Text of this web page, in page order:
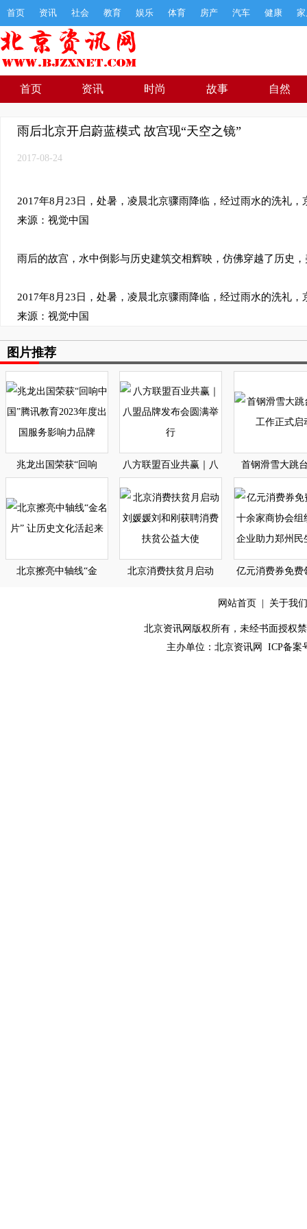
首页 资讯 社会 教育 娱乐 体育 房产 汽车 健康
首页 资讯 时尚 故事 自然
雨后北京开启蔚蓝模式 故宫现“天空之镜”
2017-08-24
2017年8月23日，处暑，凌晨北京骤雨降临，经过雨水的洗礼
来源：视觉中国
雨后的故宫，水中倒影与历史建筑交相辉映，仿佛穿越了历史
2017年8月23日，处暑，凌晨北京骤雨降临，经过雨水的洗礼
来源：视觉中国
图片推荐
兆龙出国荣获“回响 八方联盟百业共赢｜八 首钢滑雪大跳
北京擦亮中轴线“金 北京消费扶贫月启动 亿元消费券免费
网站首页 关于我们
北京资讯网版权所有，未经书面授权
主办单位： 北京资讯网 ICP备案